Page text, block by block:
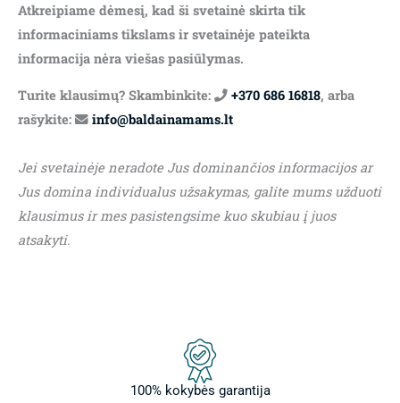
Atkreipiame dėmesį, kad ši svetainė skirta tik
informaciniams tikslams ir svetainėje pateikta
informacija nėra viešas pasiūlymas.
Turite klausimų? Skambinkite: +370 686 16818, arba
rašykite:
info@baldainamams.lt
Jei svetainėje neradote Jus dominančios informacijos ar
Jus domina individualus užsakymas, galite mums užduoti
klausimus ir mes pasistengsime kuo skubiau į juos
atsakyti.
100% kokybės garantija